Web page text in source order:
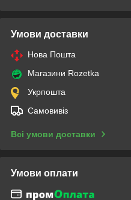
Умови доставки
Нова Пошта
Магазини Rozetka
Укрпошта
Самовивіз
Всі умови доставки
Умови оплати